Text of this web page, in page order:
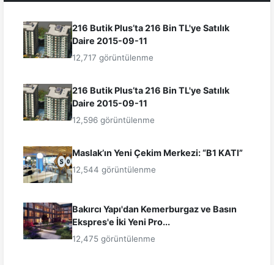
216 Butik Plus’ta 216 Bin TL'ye Satılık
Daire 2015-09-11
12,717 görüntülenme
216 Butik Plus’ta 216 Bin TL'ye Satılık
Daire 2015-09-11
12,596 görüntülenme
Maslak’ın Yeni Çekim Merkezi: “B1 KATI”
12,544 görüntülenme
Bakırcı Yapı'dan Kemerburgaz ve Basın
Ekspres'e İki Yeni Pro...
12,475 görüntülenme